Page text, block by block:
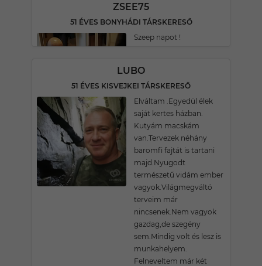
ZSEE75
51 ÉVES BONYHÁDI TÁRSKERESŐ
Szeep napot !
LUBO
51 ÉVES KISVEJKEI TÁRSKERESŐ
Elváltam .Egyedül élek
saját kertes házban.
Kutyám macskám
van.Tervezek néhány
baromfi fajtát is tartani
majd.Nyugodt
természetű vidám ember
vagyok.Világmegváltó
terveim már
nincsenek.Nem vagyok
gazdag,de szegény
sem.Mindig volt és lesz is
munkahelyem.
Felneveltem már két